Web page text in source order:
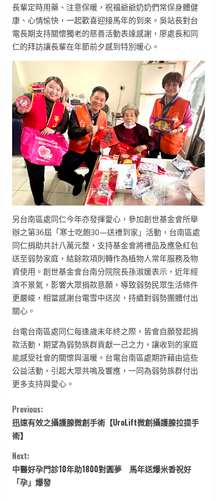
長輩定時用藥、注意保暖，祝福爺爺奶奶們常保身體健
康、心情愉快，一起歡喜迎接馬年的到來。吳站長對台
電長期支持關懷獨老的慈善活動表達感謝，廖處長和同
仁的拜訪讓長輩在年節前夕感到特別暖心。
另台南區處同仁今年亦發揮愛心，參加創世基金會所舉
辦之第36屆「寒士吃飽30—送禮到家」活動，台南區處
同仁捐助共計八萬元整，支持基金會將禮品及應急紅包
送至弱勢家庭，結餘款項則轉作為植物人常年服務及物
資使用。創世基金會台南分院院長孫淑媛表示，近年經
濟不景氣，影響大眾捐款意願，導致弱勢民眾生活條件
更嚴峻，相當感謝台電雪中送炭，持續對弱勢團體付出
關心。
台電台南區處同仁每逢歲末年終之際，皆會自願發起捐
款活動，期望為弱勢族群貢獻一己之力，讓收到的家庭
能感受社會的關懷與溫暖。台電台南區處期許藉由這些
公益活動，引起大眾共鳴及響應，一同為弱勢族群付出
更多支持與愛心。
C
o
n
t
Previous:
迅速有效之攝護腺微創手術【UroLift微創攝護腺拉提手
術】
Next:
中醫好孕門診10年助1800對圓夢 馬年送爆米香祝好
「孕」爆發